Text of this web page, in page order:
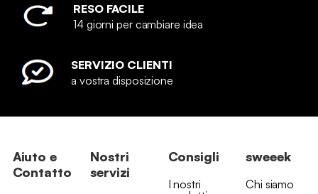
RESO FACILE
14 giorni per cambiare idea
SERVIZIO CLIENTI
a vostra disposizione
Aiuto e
Contatto
Nostri
servizi
Consigli
I nostri
sweeek
Chi siamo